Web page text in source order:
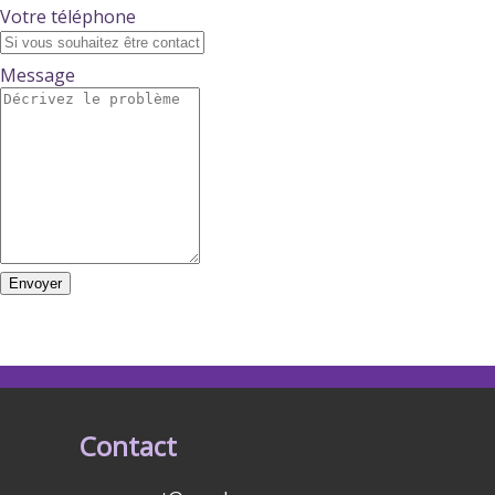
Votre téléphone
Message
Envoyer
Contact